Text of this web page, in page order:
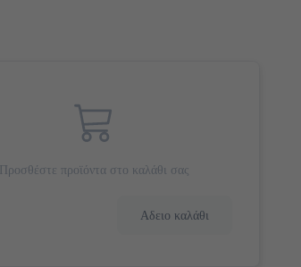
Προσθέστε προϊόντα στο καλάθι σας
Αδειο καλάθι